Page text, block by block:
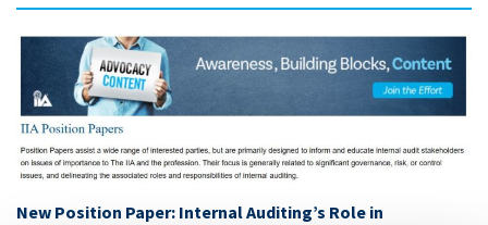
New Position Paper: Internal Auditing’s Role in